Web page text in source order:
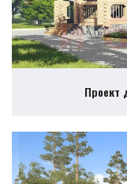
Проект